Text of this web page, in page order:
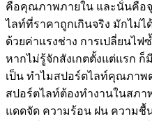
คือคุณภาพภายใน และนั่นคือ
ไลท์ที่ราคาถูกเกินจริง มักไม่
ด้วยค่าแรงช่าง การเปลี่ยนไ
หากไม่รู้จักสังเกตตั้งแต่แรก ก็
เป็น ทำไมสปอร์ตไลท์คุณภา
สปอร์ตไลท์ต้องทำงานในสภ
แดดจัด ความร้อน ฝน ความชื้